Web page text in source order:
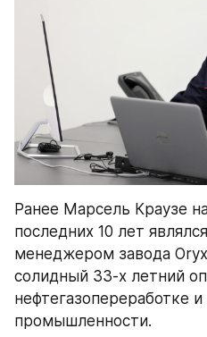
Ранее Марсель Краузе
последних 10 лет
менеджером завода
солидный 33-х летний
нефтегазопереработке
промышленности.